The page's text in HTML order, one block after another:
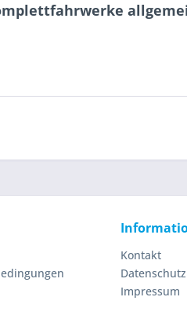
allgemein
Kontakt
Datenschutz
Impressum